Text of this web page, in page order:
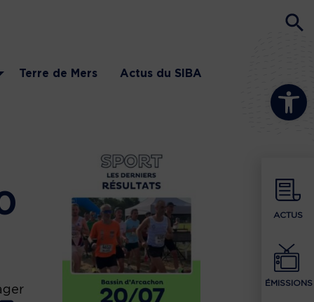
Ouvrir la
ACTUS
ÉMISSIONS
Terre de Mers Actus du SIBA